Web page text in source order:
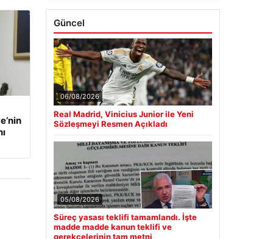
Güncel
06/08/2026
Real Madrid, Vinicius Junior ile Yeni
Sözleşmeyi Resmen Açıkladı
05/08/2026
Süreç yasası teklifi tamamlandı. İşte
madde madde kanun teklifi ve
gerekçelerinin tam metni